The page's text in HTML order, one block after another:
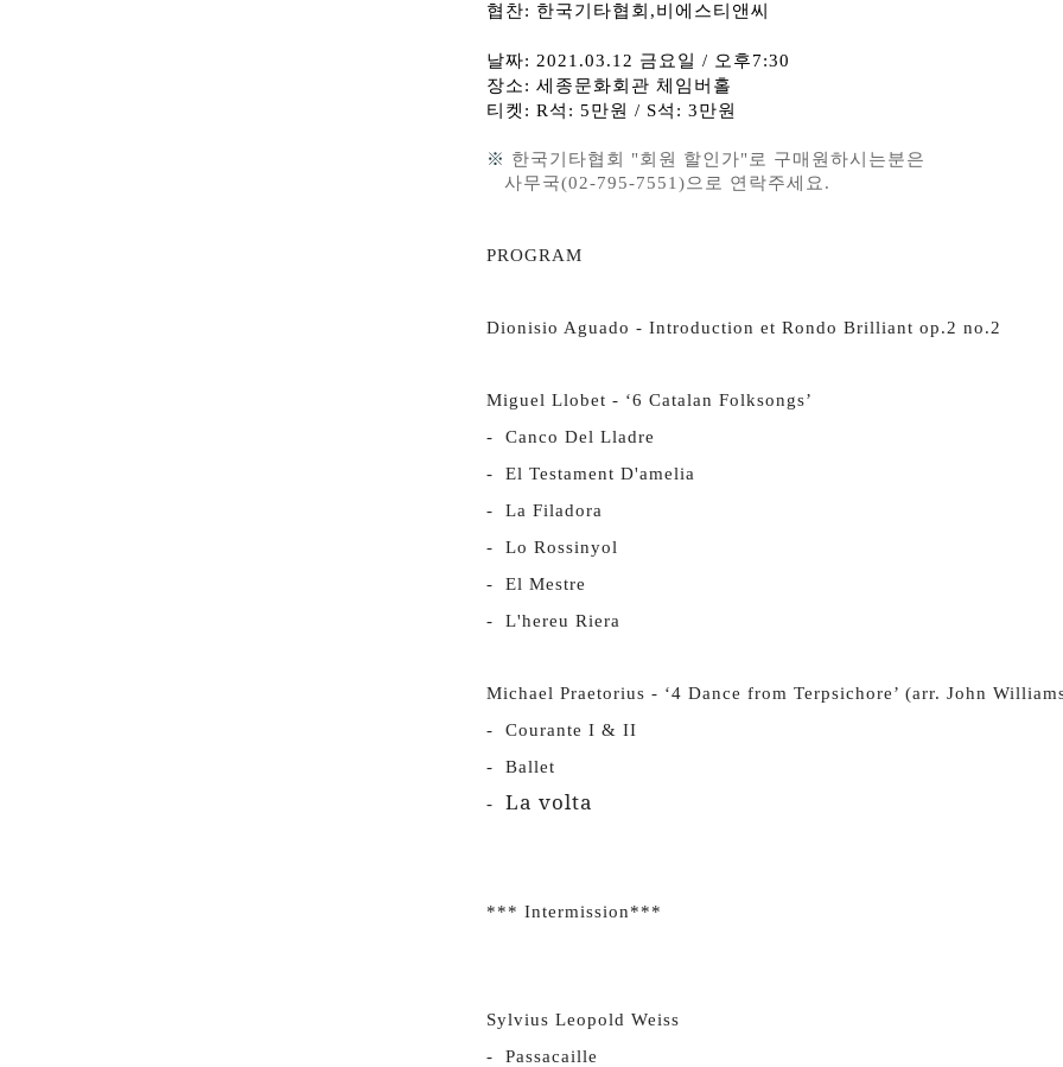
협찬: 한국기타협회,비에스티앤씨
날짜: 2021.03.12 금요일 / 오후7:30
장소: 세종문화회관 체임버홀
티켓: R석: 5만원 / S석: 3만원
※ 한국기타협회 "회원 할인가"로 구매원하시는분은
사무국(02-795-7551)으로 연락주세요.
PROGRAM
Dionisio Aguado - Introduction et Rondo Brilliant op.2 no.2
Miguel Llobet - ‘6 Catalan Folksongs’
- Canco Del Lladre
- El Testament D'amelia
- La Filadora
- Lo Rossinyol
- El Mestre
- L'hereu Riera
Michael Praetorius - ‘4 Dance from Terpsichore’ (arr. John
- Courante I & II
- Ballet
- La volta
*** Intermission***
Sylvius Leopold Weiss
- Passacaille